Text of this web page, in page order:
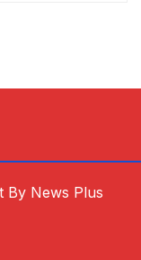
By News Plus